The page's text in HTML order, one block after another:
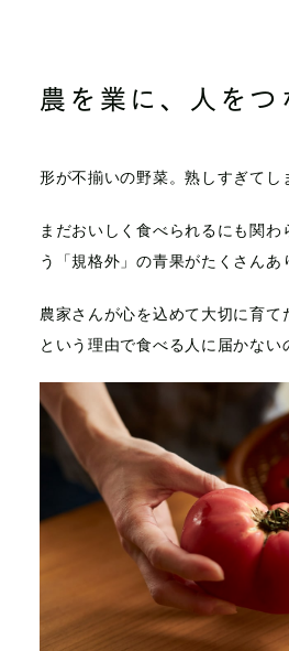
農を業に、人をつ
形が不揃いの野菜。熟しすぎてし
まだおいしく食べられるにも関わ
う「規格外」の青果がたくさんあ
農家さんが心を込めて大切に育て
という理由で食べる人に届かない